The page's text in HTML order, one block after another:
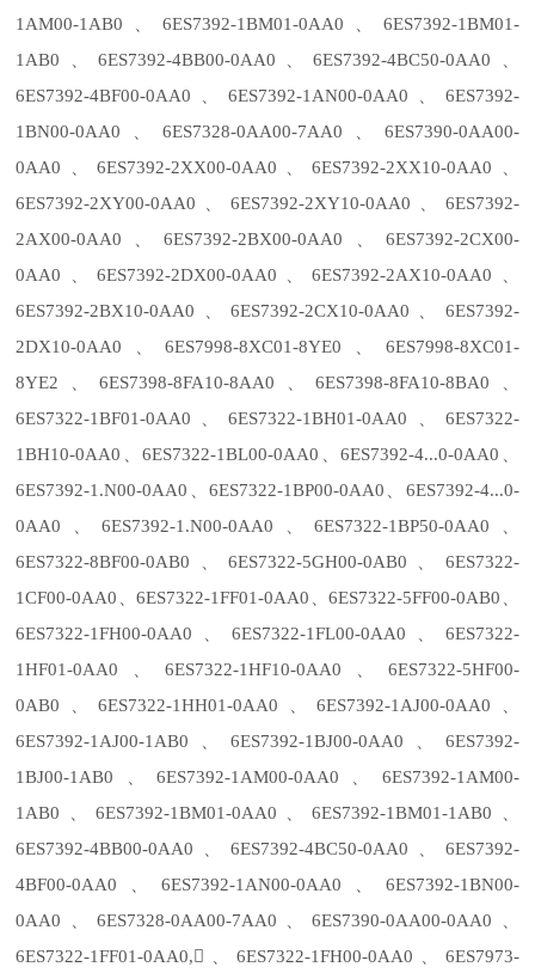
1AM00-1AB0、6ES7392-1BM01-0AA0、6ES7392-1BM01-
1AB0、6ES7392-4BB00-0AA0、6ES7392-4BC50-0AA0、
6ES7392-4BF00-0AA0、6ES7392-1AN00-0AA0、6ES7392-
1BN00-0AA0、6ES7328-0AA00-7AA0、6ES7390-0AA00-
0AA0、6ES7392-2XX00-0AA0、6ES7392-2XX10-0AA0、
6ES7392-2XY00-0AA0、6ES7392-2XY10-0AA0、6ES7392-
2AX00-0AA0、6ES7392-2BX00-0AA0、6ES7392-2CX00-
0AA0、6ES7392-2DX00-0AA0、6ES7392-2AX10-0AA0、
6ES7392-2BX10-0AA0、6ES7392-2CX10-0AA0、6ES7392-
2DX10-0AA0、6ES7998-8XC01-8YE0、6ES7998-8XC01-
8YE2、6ES7398-8FA10-8AA0、6ES7398-8FA10-8BA0、
6ES7322-1BF01-0AA0、6ES7322-1BH01-0AA0、6ES7322-
1BH10-0AA0、6ES7322-1BL00-0AA0、6ES7392-4...0-0AA0、
6ES7392-1.N00-0AA0、6ES7322-1BP00-0AA0、6ES7392-4...0-
0AA0、6ES7392-1.N00-0AA0、6ES7322-1BP50-0AA0、
6ES7322-8BF00-0AB0、6ES7322-5GH00-0AB0、6ES7322-
1CF00-0AA0、6ES7322-1FF01-0AA0、6ES7322-5FF00-0AB0、
6ES7322-1FH00-0AA0、6ES7322-1FL00-0AA0、6ES7322-
1HF01-0AA0、6ES7322-1HF10-0AA0、6ES7322-5HF00-
0AB0、6ES7322-1HH01-0AA0、6ES7392-1AJ00-0AA0、
6ES7392-1AJ00-1AB0、6ES7392-1BJ00-0AA0、6ES7392-
1BJ00-1AB0、6ES7392-1AM00-0AA0、6ES7392-1AM00-
1AB0、6ES7392-1BM01-0AA0、6ES7392-1BM01-1AB0、
6ES7392-4BB00-0AA0、6ES7392-4BC50-0AA0、6ES7392-
4BF00-0AA0、6ES7392-1AN00-0AA0、6ES7392-1BN00-
0AA0、6ES7328-0AA00-7AA0、6ES7390-0AA00-0AA0、
6ES7322-1FF01-0AA0,、6ES7322-1FH00-0AA0、6ES7973-